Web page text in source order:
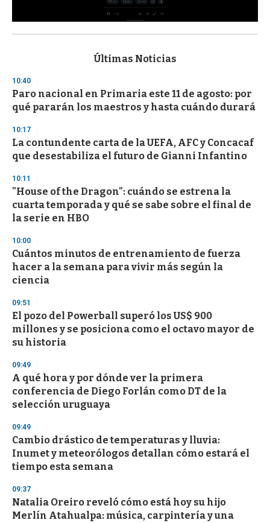
s
d
s
o
f
3
s
c
n
d
Últimas Noticias
10:40
Paro nacional en Primaria este 11 de agosto: por
qué pararán los maestros y hasta cuándo durará
10:17
La contundente carta de la UEFA, AFC y Concacaf
que desestabiliza el futuro de Gianni Infantino
10:11
"House of the Dragon": cuándo se estrena la
cuarta temporada y qué se sabe sobre el final de
la serie en HBO
10:00
Cuántos minutos de entrenamiento de fuerza
hacer a la semana para vivir más según la
ciencia
09:51
El pozo del Powerball superó los US$ 900
millones y se posiciona como el octavo mayor de
su historia
09:49
A qué hora y por dónde ver la primera
conferencia de Diego Forlán como DT de la
selección uruguaya
09:49
Cambio drástico de temperaturas y lluvia:
Inumet y meteorólogos detallan cómo estará el
tiempo esta semana
09:37
Natalia Oreiro reveló cómo está hoy su hijo
Merlín Atahualpa: música, carpintería y una